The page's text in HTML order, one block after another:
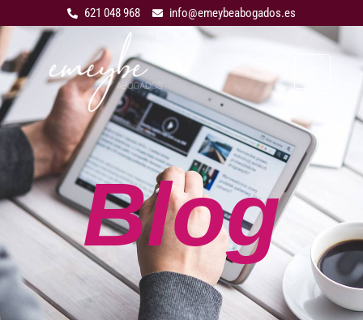
621 048 968 info@emeybeabogados.es
Blog